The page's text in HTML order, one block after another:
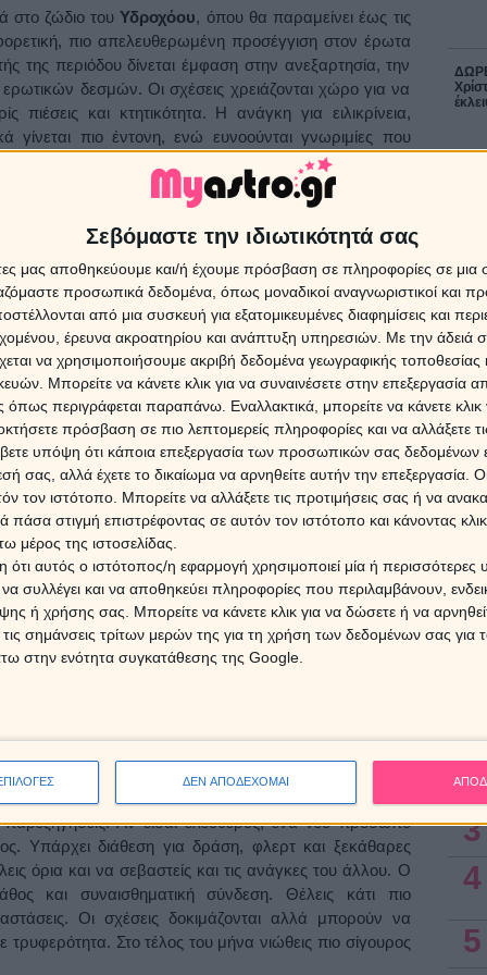
Σεβόμαστε την ιδιωτικότητά σας
μας αποθηκεύουμε και/ή έχουμε πρόσβαση σε πληροφορίες σε
προσωπικά δεδομένα, όπως μοναδικοί αναγνωριστικοί και
από μια συσκευή για εξατομικευμένες διαφημίσεις και
έρευνα ακροατηρίου και ανάπτυξη υπηρεσιών. Με την άδειά
να χρησιμοποιήσουμε ακριβή δεδομένα γεωγραφικής τοποθεσίας
Μπορείτε να κάνετε κλικ για να συναινέσετε στην επεξεργασία
περιγράφεται παραπάνω. Εναλλακτικά, μπορείτε να κάνετε κλικ
πρόσβαση σε πιο λεπτομερείς πληροφορίες και να αλλάξετε
υπόψη ότι κάποια επεξεργασία των προσωπικών σας δεδομένων
σας, αλλά έχετε το δικαίωμα να αρνηθείτε αυτήν την επεξεργασία.
τον ιστότοπο. Μπορείτε να αλλάξετε τις προτιμήσεις σας ή να
στιγμή επιστρέφοντας σε αυτόν τον ιστότοπο και κάνοντας
μέρος της ιστοσελίδας.
αυτός ο ιστότοπος/η εφαρμογή χρησιμοποιεί μία ή περισσότερες
συλλέγει και να αποθηκεύει πληροφορίες που περιλαμβάνουν,
ή χρήσης σας. Μπορείτε να κάνετε κλικ για να δώσετε ή να
σημάνσεις τρίτων μερών της για τη χρήση των δεδομένων σας
στην ενότητα συγκατάθεσης της Google.
ΔΕΝ ΑΠΟΔΕΧΟΜΑΙ
στο ζώδιο τουΥδροχόου, όπου θα παραμείνει έως τις
πιο απελευθερωμένη προσέγγιση στον έρωτα
της περιόδου δίνεται έμφαση στην ανεξαρτησία, την
ερωτικών δεσμών. Οι σχέσεις χρειάζονται χώρο για να
πιέσεις και κτητικότητα. Η ανάγκη για ειλικρίνεια,
γίνεται πιο έντονη, ενώ ευνοούνται γνωριμίες που
κύκλους. Είναι μια φάση που μας καλεί να
παλιά μοτίβα και να επιτρέψουμε στο
με σεβασμό στη μοναδικότητα του άλλου αλλά
αισθητά, καθώς οΕρμής γυρίζει ανάδρομος στο
έως τις 20 Μαρτίου. Αυτή η περίοδος φέρνει
και συναισθηματικά μπλοκαρίσματα, καθώς η λογική
το πάνω χέρι. Λόγια που δεν ειπώθηκαν σωστά,
που μπερδεύονται μπορούν να δημιουργήσουν
Παράλληλα, είναι μια φάση έντονης εσωτερικής
και ανεκπλήρωτα συναισθήματα επιστρέφουν
τα νέα ξεκινήματα, αλλά προσφέρεται χρόνος
στόχων, με περισσότερη εμπιστοσύνη
το Χειμώνα; Ποιες είναι οι προτεραιότητες και ποιοι
Ποια ζώδια θα έχουν ανακατατάξεις και αλλαγές
που σε ενδιαφέρει και μάθε όλη την
το Χειμώνα του 2026.
για ζεστασιά και επιβεβαίωση, αλλά οι κινήσεις σου
Μια παλιά ιστορία μπορεί να σε βάλει σε σκέψεις,
ανοίγει δυναμικά στον έρωτα και νιώθεις έτοιμος να
αυτό που θέλεις. Αν είσαι σε σχέση, η επικοινωνία
παρεξηγήσεις. Αν είσαι ελεύθερος, ένα νέο πρόσωπο
Υπάρχει διάθεση για δράση, φλερτ και ξεκάθαρες
όρια και να σεβαστείς και τις ανάγκες του άλλου. Ο
και συναισθηματική σύνδεση. Θέλεις κάτι πιο
Οι σχέσεις δοκιμάζονται αλλά μπορούν να
Στο τέλος του μήνα νιώθεις πιο σίγουρος
6
Η
τον
6
25
5
1
2
3
4
5